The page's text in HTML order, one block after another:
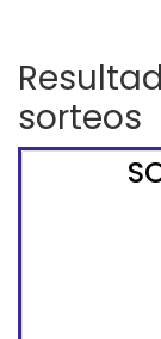
sorteos